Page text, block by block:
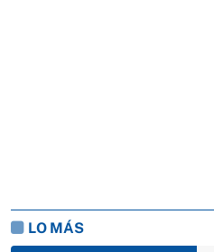
LO MÁS